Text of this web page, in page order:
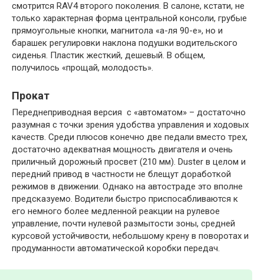
смотрится RAV4 второго поколения. В салоне, кстати, не
только характерная форма центральной консоли, грубые
прямоугольные кнопки, магнитола «а-ля 90-е», но и
барашек регулировки наклона подушки водительского
сиденья. Пластик жесткий, дешевый. В общем,
получилось «прощай, молодость».
Прокат
Переднеприводная версия с «автоматом» – достаточно
разумная с точки зрения удобства управления и ходовых
качеств. Среди плюсов конечно две педали вместо трех,
достаточно адекватная мощность двигателя и очень
приличный дорожный просвет (210 мм). Duster в целом и
передний привод в частности не блещут доработкой
режимов в движении. Однако на автостраде это вполне
предсказуемо. Водители быстро приспосабливаются к
его немного более медленной реакции на рулевое
управление, почти нулевой размытости зоны, средней
курсовой устойчивости, небольшому крену в поворотах и ​​
продуманности автоматической коробки передач.